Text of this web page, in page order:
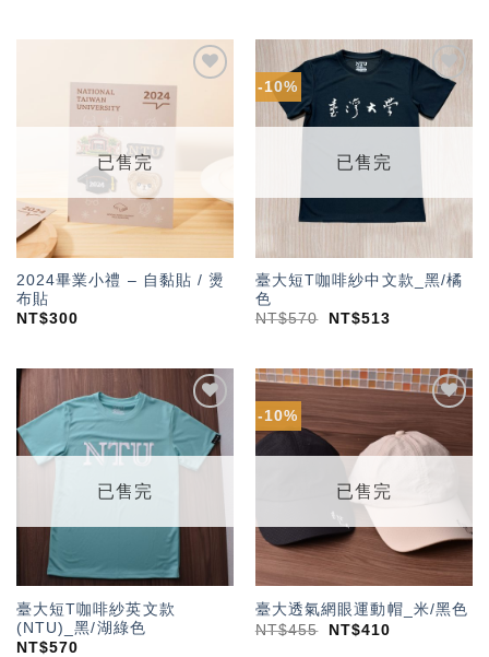
望輕
已售完
2024畢業小禮 – 自黏貼 / 燙
布貼
NT$300
-10%
加入
「願
望輕
已售完
臺大短T咖啡紗中文款_黑/橘
色
NT$570 NT$513
加入
「願
望輕
單」
已售完
臺大短T咖啡紗英文款
(NTU)_黑/湖綠色
NT$570
-10%
「願
望輕
已售完
臺大透氣網眼運動帽_米/黑色
NT$455 NT$410